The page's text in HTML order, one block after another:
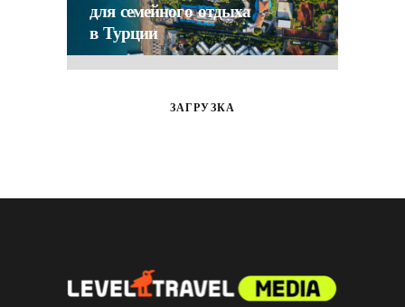
для семейного отдыха
в Турции
ЗАГРУЗКА